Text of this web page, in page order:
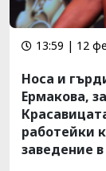
13:59 | 12
Носа и
Ермакова,
работейки
заведение